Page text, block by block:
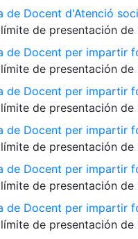
de Docent d'Atenció
límite de presentación
de Docent per impartir
límite de presentación
de Docent per impartir
límite de presentación
de Docent per impartir
límite de presentación
de Docent per impartir
límite de presentación
de Docent per impartir
límite de presentación